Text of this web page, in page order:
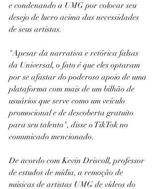
e condenando a UMG por colocar seu
desejo de lucro acima das necessidades
de seus artistas.
"Apesar da narrativa e retórica falsas
da Universal, o fato é que eles optaram
por se afastar do poderoso apoio de uma
plataforma com mais de um bilhão de
usuários que serve como um veículo
promocional e de descoberta gratuito
para seu talento", disse o TikTok no
comunicado mencionado.
De acordo com Kevin Driscoll, professor
de estudos de mídia, a remoção de
músicas de artistas UMG de vídeos do